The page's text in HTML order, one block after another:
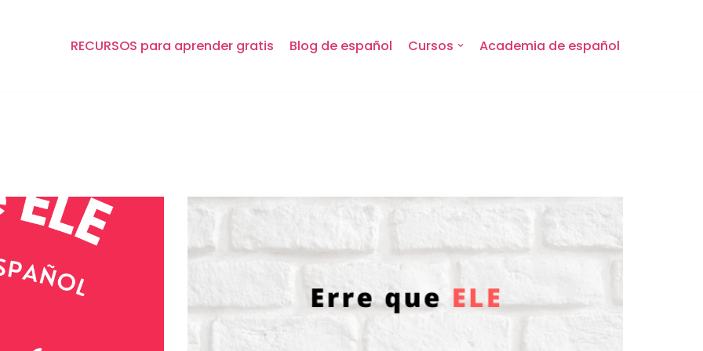
RECURSOS para aprender gratis Blog de español Cursos Academia de español